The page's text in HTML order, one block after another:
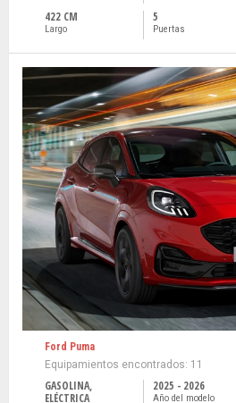
422 CM
Largo
5
Puertas
Ford Puma
Equipamientos encontrados: 11
GASOLINA,
ELÉCTRICA
2025 - 2026
Año del modelo